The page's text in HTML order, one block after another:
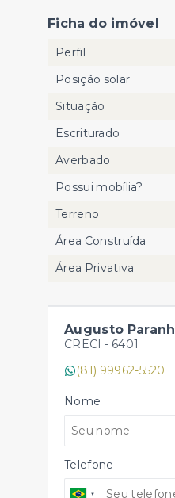
Ficha do imóvel
Perfil
Posição solar
Situação
Escriturado
Averbado
Possui mobília?
Terreno
Área Construída
Área Privativa
Augusto
CRECI - 6401
(81) 99962-5520
Nome
Telefone